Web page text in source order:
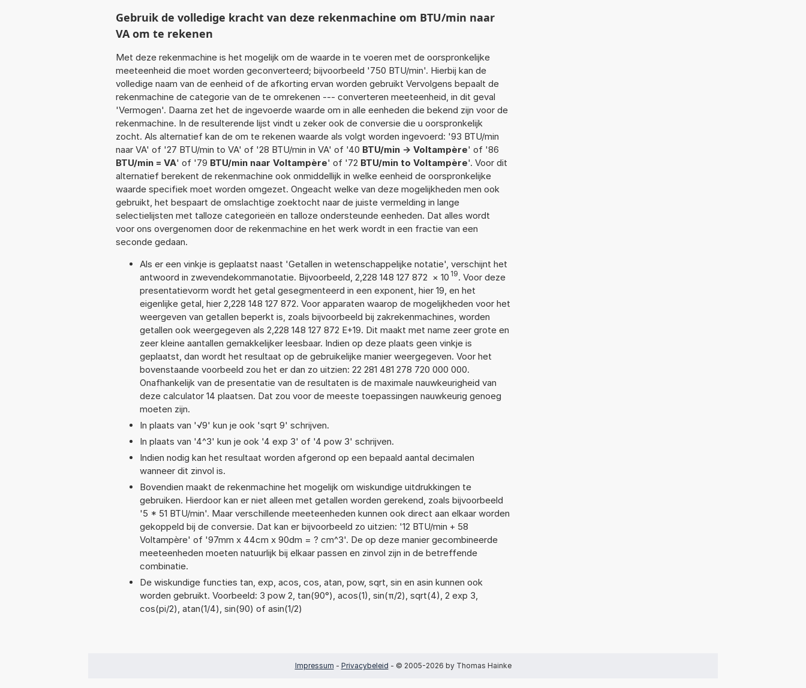
Gebruik de volledige kracht van deze rekenmachine om BTU/min naar
VA om te rekenen
Met deze rekenmachine is het mogelijk om de waarde in te voeren met de oorspronkelijke
meeteenheid die moet worden geconverteerd; bijvoorbeeld '750 BTU/min'. Hierbij kan de
volledige naam van de eenheid of de afkorting ervan worden gebruikt Vervolgens bepaalt de
rekenmachine de categorie van de te omrekenen --- converteren meeteenheid, in dit geval
'Vermogen'. Daarna zet het de ingevoerde waarde om in alle eenheden die bekend zijn voor de
rekenmachine. In de resulterende lijst vindt u zeker ook de conversie die u oorspronkelijk
zocht. Als alternatief kan de om te rekenen waarde als volgt worden ingevoerd: '93 BTU/min
naar VA' of '27 BTU/min to VA' of '28 BTU/min in VA' of '40 BTU/min -> Voltampère' of '86
BTU/min = VA' of '79 BTU/min naar Voltampère' of '72 BTU/min to Voltampère'. Voor dit
alternatief berekent de rekenmachine ook onmiddellijk in welke eenheid de oorspronkelijke
waarde specifiek moet worden omgezet. Ongeacht welke van deze mogelijkheden men ook
gebruikt, het bespaart de omslachtige zoektocht naar de juiste vermelding in lange
selectielijsten met talloze categorieën en talloze ondersteunde eenheden. Dat alles wordt
voor ons overgenomen door de rekenmachine en het werk wordt in een fractie van een
seconde gedaan.
Als er een vinkje is geplaatst naast 'Getallen in wetenschappelijke notatie', verschijnt het
antwoord in zwevendekommanotatie. Bijvoorbeeld, 2,228 148 127 872 × 10 19. Voor deze
presentatievorm wordt het getal gesegmenteerd in een exponent, hier 19, en het
eigenlijke getal, hier 2,228 148 127 872. Voor apparaten waarop de mogelijkheden voor het
weergeven van getallen beperkt is, zoals bijvoorbeeld bij zakrekenmachines, worden
getallen ook weergegeven als 2,228 148 127 872 E+19. Dit maakt met name zeer grote en
zeer kleine aantallen gemakkelijker leesbaar. Indien op deze plaats geen vinkje is
geplaatst, dan wordt het resultaat op de gebruikelijke manier weergegeven. Voor het
bovenstaande voorbeeld zou het er dan zo uitzien: 22 281 481 278 720 000 000.
Onafhankelijk van de presentatie van de resultaten is de maximale nauwkeurigheid van
deze calculator 14 plaatsen. Dat zou voor de meeste toepassingen nauwkeurig genoeg
moeten zijn.
In plaats van '√9' kun je ook 'sqrt 9' schrijven.
In plaats van '4^3' kun je ook '4 exp 3' of '4 pow 3' schrijven.
Indien nodig kan het resultaat worden afgerond op een bepaald aantal decimalen
wanneer dit zinvol is.
Bovendien maakt de rekenmachine het mogelijk om wiskundige uitdrukkingen te
gebruiken. Hierdoor kan er niet alleen met getallen worden gerekend, zoals bijvoorbeeld
'5 * 51 BTU/min'. Maar verschillende meeteenheden kunnen ook direct aan elkaar worden
gekoppeld bij de conversie. Dat kan er bijvoorbeeld zo uitzien: '12 BTU/min + 58
Voltampère' of '97mm x 44cm x 90dm = ? cm^3'. De op deze manier gecombineerde
meeteenheden moeten natuurlijk bij elkaar passen en zinvol zijn in de betreffende
combinatie.
De wiskundige functies tan, exp, acos, cos, atan, pow, sqrt, sin en asin kunnen ook
worden gebruikt. Voorbeeld: 3 pow 2, tan(90°), acos(1), sin(π/2), sqrt(4), 2 exp 3,
cos(pi/2), atan(1/4), sin(90) of asin(1/2)
Impressum - Privacybeleid - © 2005-2026 by Thomas Hainke